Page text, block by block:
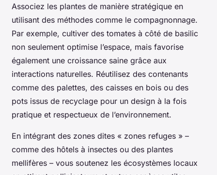
Associez les plantes de manière stratégique en
utilisant des méthodes comme le compagnonnage.
Par exemple, cultiver des tomates à côté de basilic
non seulement optimise l’espace, mais favorise
également une croissance saine grâce aux
interactions naturelles. Réutilisez des contenants
comme des palettes, des caisses en bois ou des
pots issus de recyclage pour un design à la fois
pratique et respectueux de l’environnement.
En intégrant des zones dites « zones refuges » –
comme des hôtels à insectes ou des plantes
mellifères – vous soutenez les écosystèmes locaux